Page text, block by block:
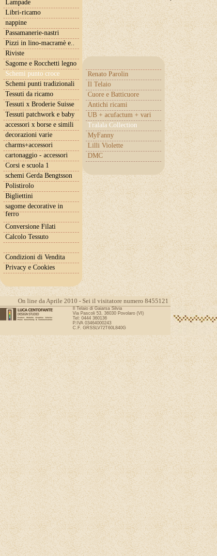
Lampade
Libri-ricamo
nappine
Passamanerie-nastri
Pizzi in lino-macramè e..
Riviste
Sagome e Rocchetti legno
Schemi punto croce
Renato Parolin
Il Telaio
Cuore e Batticuore
Antichi ricami
UB + acufactum + vari
Tralala Collection
MyFanny
Lilli Violette
DMC
Schemi punti tradizionali
Tessuti da ricamo
Tessuti x Broderie Suisse
Tessuti patchwork e baby
accessori x borse e simili
decorazioni varie
charms+accessori
cartonaggio - accessori
Corsi e scuola 1
schemi Gerda Bengtsson
Polistirolo
Bigliettini
sagome decorative in
ferro
Conversione Filati
Calcolo Tessuto
Condizioni di Vendita
Privacy e Cookies
On line da Aprile 2010 - Sei il visitatore numero 8455121
Il Telaio di Gaiarsa Silvia
Via Pascoli 53, 36030 Povolaro (VI)
Tel: 0444 360136
P.IVA 03464000243
C.F. GRSSLV72T60L840G